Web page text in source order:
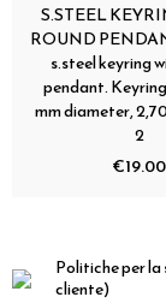
S.STEEL
ROUND
s.steel keyring
pendant.
mm diameter,
2
€19.00
Politiche per
cliente)